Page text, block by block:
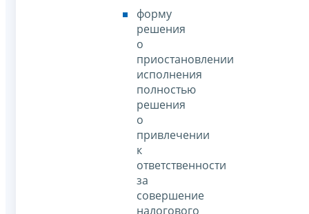
форму
решения
о
приостановлении
исполнения
полностью
решения
о
привлечении
к
ответственности
за
совершение
налогового